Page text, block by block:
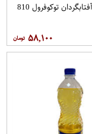
روغن مايع آفتابگردان توکوفرول 810
۵۸,۱۰۰